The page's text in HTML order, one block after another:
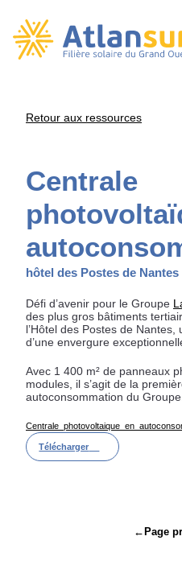
Retour aux ressources
Centrale
hôtel des Postes de Nantes
Défi d’avenir pour le Groupe
des plus gros bâtiments
l’Hôtel des Postes de
d’une envergure
Avec 1 400 m² de panneaux
modules, il s’agit de la
autoconsommation du Groupe.
Télécharger
← Page